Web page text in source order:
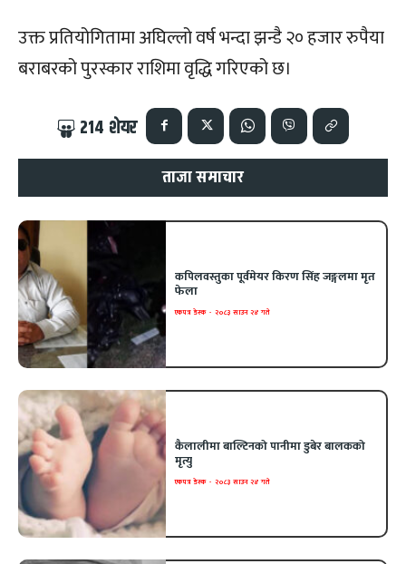
उक्त प्रतियोगितामा अघिल्लो वर्ष भन्दा झन्डै २० हजार रुपैया
बराबरको पुरस्कार राशिमा वृद्धि गरिएको छ।
214 शेयर
ताजा समाचार
कपिलवस्तुका पूर्वमेयर किरण सिंह जङ्गलमा मृत
फेला
एकपत्र डेस्क - २०८३ साउन २४ गते
कैलालीमा बाल्टिनको पानीमा डुबेर बालकको
मृत्यु
एकपत्र डेस्क - २०८३ साउन २४ गते